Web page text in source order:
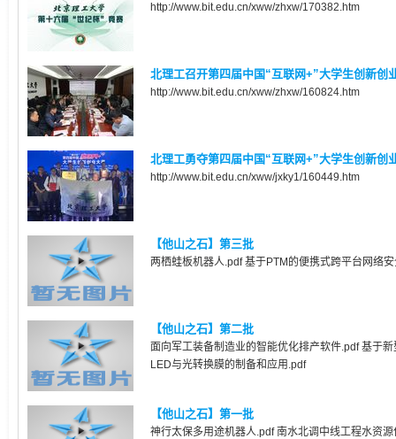
http://www.bit.edu.cn/xww/zhxw/170382.htm
北理工召开第四届中国“互联网+”大学生创新创
http://www.bit.edu.cn/xww/zhxw/160824.htm
北理工勇夺第四届中国“互联网+”大学生创新创
http://www.bit.edu.cn/xww/jxky1/160449.htm
【他山之石】第三批
两栖蛙板机器人.pdf 基于PTM的便携式跨平台网络
【他山之石】第二批
面向军工装备制造业的智能优化排产软件.pdf 基于
LED与光转换膜的制备和应用.pdf
【他山之石】第一批
神行太保多用途机器人.pdf 南水北调中线工程水资